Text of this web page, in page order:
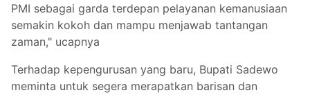
PMI sebagai garda terdepan pelayanan kemanusiaan
semakin kokoh dan mampu menjawab tantangan
zaman," ucapnya
Terhadap kepengurusan yang baru, Bupati Sadewo
meminta untuk segera merapatkan barisan dan